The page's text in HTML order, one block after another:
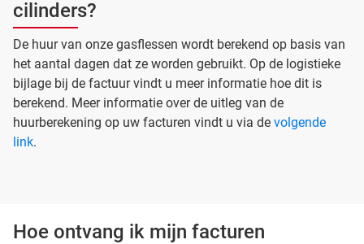
cilinders?
De huur van onze gasflessen wordt berekend op basis van
het aantal dagen dat ze worden gebruikt. Op de logistieke
bijlage bij de factuur vindt u meer informatie hoe dit is
berekend. Meer informatie over de uitleg van de
huurberekening op uw facturen vindt u via de volgende
link.
Hoe ontvang ik mijn facturen